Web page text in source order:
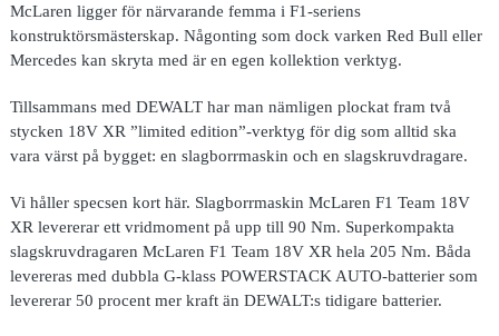
McLaren ligger för närvarande femma i F1-seriens
konstruktörsmästerskap. Någonting som dock varken Red Bull eller
Mercedes kan skryta med är en egen kollektion verktyg.
Tillsammans med DEWALT har man nämligen plockat fram två
stycken 18V XR ”limited edition”-verktyg för dig som alltid ska
vara värst på bygget: en slagborrmaskin och en slagskruvdragare.
Vi håller specsen kort här. Slagborrmaskin McLaren F1 Team 18V
XR levererar ett vridmoment på upp till 90 Nm. Superkompakta
slagskruvdragaren McLaren F1 Team 18V XR hela 205 Nm. Båda
levereras med dubbla G-klass POWERSTACK AUTO-batterier som
levererar 50 procent mer kraft än DEWALT:s tidigare batterier.